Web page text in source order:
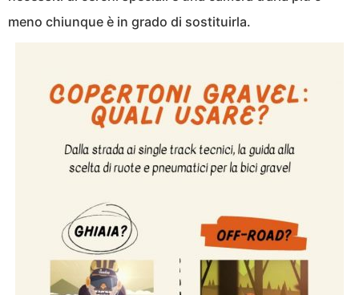
meno chiunque è in grado di sostituirla.